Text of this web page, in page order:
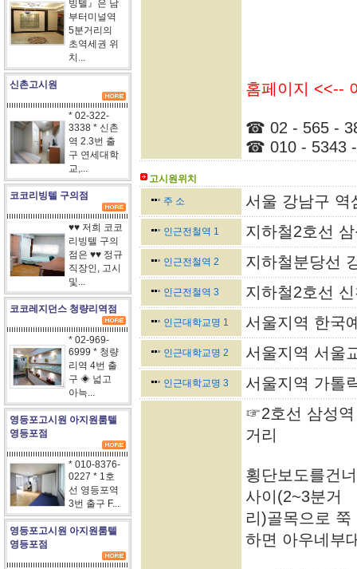
빙텔』은 남
부터미널역
5분거리의
초역세권 위
치...
신촌고시원
* 02-322-
3338 * 신촌
역 2.3번 출
구 연세대학
교,...
코코리빙텔 구의점
♥♥ 저희 코코
리빙텔 구의
점은 ♥♥ 정규
직장인, 고시
및...
코코레지던스 청량리역점
* 02-969-
6999 * 청량
리역 4번 출
구 ◈ 넓고
아늑...
영등포고시원 아지원룸텔
영등포점
* 010-8376-
0227 * 1호
선 영등포역
3번 출구 F...
영등포고시원 아지원룸텔
영등포점
홈페이지 <<--
☎ 02 - 565 -
☎ 010 - 5343
고시원위치
주 소
서울 강남구 역
인근전철역 1 지하철2호선
인근전철역 2 지하철분당선
인근전철역 3 지하철2호선
인근대학교명 1 서울지역 한국
인근대학교명 2 서울지역 서울
인근대학교명 3 서울지역 가톨
☞2호선 삼성역
거리
횡단보도를건
사이(2~3분거
리)골목으로 쭉
하면 아우네부